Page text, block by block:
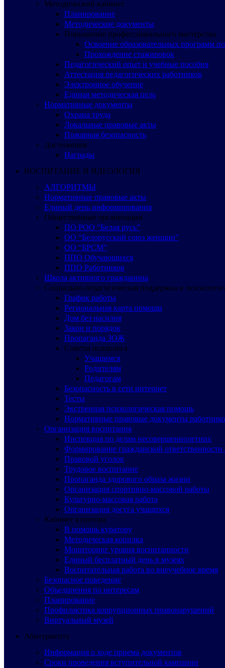
Методический кабинет
Планирование
Методические документы
Повышение профессионального мастерства
Освоение образовательных программ
Прохождение стажировок
Педагогический опыт и учебные пособия
Аттестация педагогических работников
Электронное обучение
Единая методическая цель
Нормативные документы
Охрана труда
Локальные правовые акты
Пожарная безопасность
Достижения
Награды
ВОСПИТАНИЕ И ИДЕОЛОГИЯ
АЛГОРИТМЫ
Нормативные правовые акты
Единый день информирования
Общественные организации
ПО РОО “Белая русь”
ОО “Белорусский союз женщин”
ОО “БРСМ”
ППО Обучающихся
ППО Работников
Школа активного гражданина
Социально-педагогическая поддержка и
График работы
Региональная карта помощи
Дом без насилия
Закон и порядок
Пропаганда ЗОЖ
Советы психолога
Учащимся
Родителям
Педагогам
Безопасность в сети интернет
Тесты
Экстренная психологическая помощь
Нормативные правовые документы
Организация воспитания
Инспекция по делам несовершеннолетних
Формирование гражданской ответственности
Правовой уголок
Трудовое воспитание
Пропаганда здорового образа жизни
Организация спортивно-массовой работы
Культурно-массовая работа
Организация досуга учащихся
Кабинет куратора
В помощь куратору
Методическая копилка
Мониторинг уровня воспитанности
Единый бесплатный день в музеях
Воспитательная работа во внеучебное время
Безопасное поведение
Объединения по интересам
Планирование
Профилактика коррупционных правонарушений
Виртуальный музей
Абитуриенту
Информация о ходе приема документов
Сроки проведения вступительной кампании